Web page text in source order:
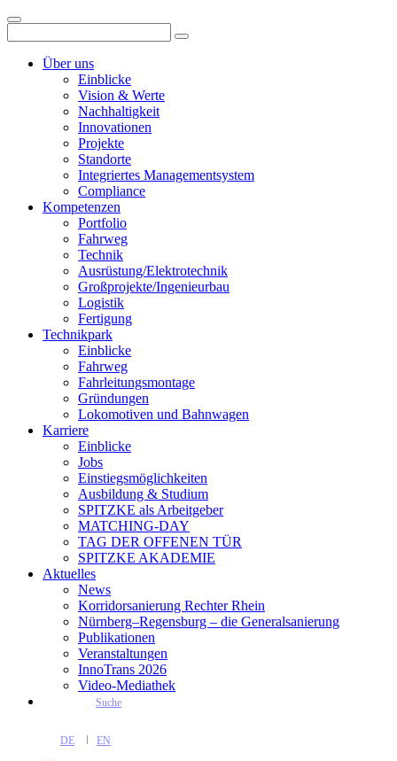
Über uns
Einblicke
Vision & Werte
Nachhaltigkeit
Innovationen
Projekte
Standorte
Integriertes Managementsystem
Compliance
Kompetenzen
Portfolio
Fahrweg
Technik
Ausrüstung/Elektrotechnik
Großprojekte/Ingenieurbau
Logistik
Fertigung
Technikpark
Einblicke
Fahrweg
Fahrleitungsmontage
Gründungen
Lokomotiven und Bahnwagen
Karriere
Einblicke
Jobs
Einstiegsmöglichkeiten
Ausbildung & Studium
SPITZKE als Arbeitgeber
MATCHING-DAY
TAG DER OFFENEN TÜR
SPITZKE AKADEMIE
Aktuelles
News
Korridorsanierung Rechter Rhein
Nürnberg–Regensburg – die Generalsanierung
Publikationen
Veranstaltungen
InnoTrans 2026
Video-Mediathek
Suche
DE EN